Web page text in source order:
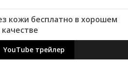
кожи бесплатно в хорошем
качестве
YouTube трейлер